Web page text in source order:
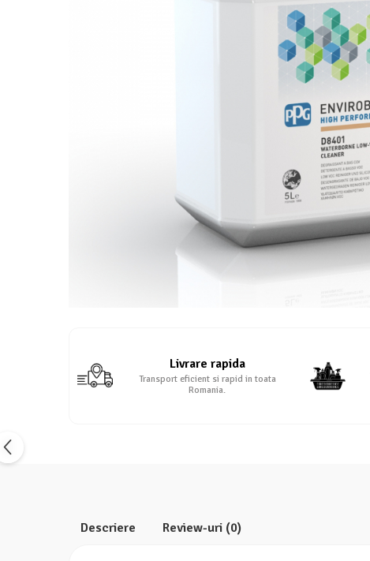
Livrare rapida
Transport eficient si rapid in toata
Romania.
Descriere Review-uri (0)